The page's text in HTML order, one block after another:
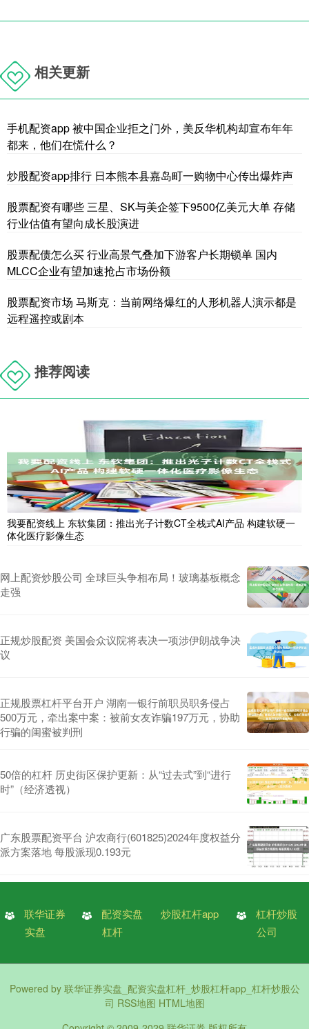
相关更新
手机配资app 被中国企业拒之门外，美反华机构却宣布年年
都来，他们在慌什么？
炒股配资app排行 日本熊本县嘉岛町一购物中心传出爆炸声
股票配资有哪些 三星、SK与美企签下9500亿美元大单 存储
行业估值有望向成长股演进
股票配债怎么买 行业高景气叠加下游客户长期锁单 国内
MLCC企业有望加速抢占市场份额
股票配资市场 马斯克：当前网络爆红的人形机器人演示都是
远程遥控或剧本
推荐阅读
我要配资线上 东软集团：推出光子计数CT全栈式AI产品 构建软硬一
体化医疗影像生态
网上配资炒股公司 全球巨头争相布局！玻璃基板概念
走强
正规炒股配资 美国会众议院将表决一项涉伊朗战争决
议
正规股票杠杆平台开户 湖南一银行前职员职务侵占
500万元，牵出案中案：被前女友诈骗197万元，协助
行骗的闺蜜被判刑
50倍的杠杆 历史街区保护更新：从“过去式”到“进行
时”（经济透视）
广东股票配资平台 沪农商行(601825)2024年度权益分
派方案落地 每股派现0.193元
联华证券
实盘
配资实盘
杠杆
炒股杠杆app
杠杆炒股
公司
Powered by 联华证券实盘_配资实盘杠杆_炒股杠杆app_杠杆炒股公
司 RSS地图 HTML地图